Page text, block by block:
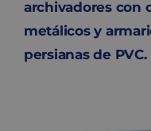
archivadores con
metálicos y
persianas de PVC.